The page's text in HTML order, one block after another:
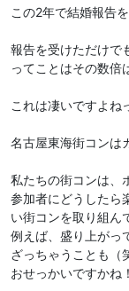
この2年で結婚報告
報告を受けただけで
ってことはその数倍
これは凄いですよね
名古屋東海街コンは
私たちの街コンは、
参加者にどうしたら
い街コンを取り組ん
例えば、盛り上がっ
ざっちゃうことも（
おせっかいですかね